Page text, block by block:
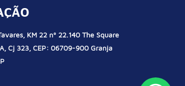
KM 22 nº 22.140 The Square
Cj 323, CEP: 06709-900 Granja